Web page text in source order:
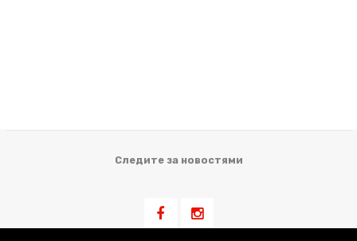
Следите за новостями